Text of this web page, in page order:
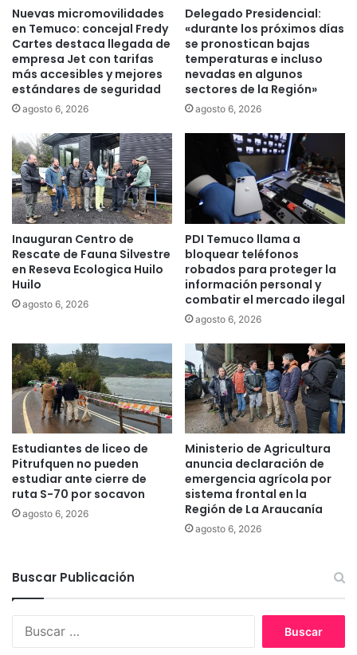
o
a
l
c
a
d
e
d
e
L
a
u
t
a
r
o
l
t
o
d
e
P
a
r
e
L
a
s
C
a
s
a
s
.
n
v
e
r
ó
n
s
e
r
$
Nuevas micromovilidades
en Temuco: concejal Fredy
Cartes destaca llegada de
empresa Jet con tarifas
más accesibles y mejores
estándares de seguridad
agosto 6, 2026
Delegado Presidencial:
«durante los próximos días
se pronostican bajas
temperaturas e incluso
nevadas en algunos
sectores de la Región»
agosto 6, 2026
Inauguran Centro de
Rescate de Fauna Silvestre
en Reseva Ecologica Huilo
Huilo
agosto 6, 2026
PDI Temuco llama a
bloquear teléfonos
robados para proteger la
información personal y
combatir el mercado ilegal
agosto 6, 2026
Estudiantes de liceo de
Pitrufquen no pueden
estudiar ante cierre de
ruta S-70 por socavon
agosto 6, 2026
Ministerio de Agricultura
anuncia declaración de
emergencia agrícola por
sistema frontal en la
Región de La Araucanía
agosto 6, 2026
Buscar Publicación